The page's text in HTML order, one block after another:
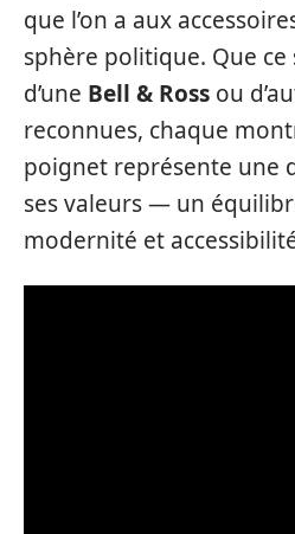
que l’on a aux
sphère politique. Que
d’une Bell & Ross ou
reconnues, chaque
poignet représente une
ses valeurs — un
modernité et